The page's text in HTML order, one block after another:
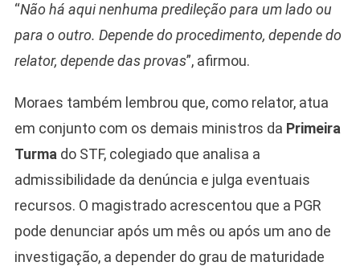
“Não há aqui nenhuma predileção para um lado ou
para o outro. Depende do procedimento, depende do
relator, depende das provas”, afirmou.
Moraes também lembrou que, como relator, atua
em conjunto com os demais ministros da Primeira
Turma do STF, colegiado que analisa a
admissibilidade da denúncia e julga eventuais
recursos. O magistrado acrescentou que a PGR
pode denunciar após um mês ou após um ano de
investigação, a depender do grau de maturidade